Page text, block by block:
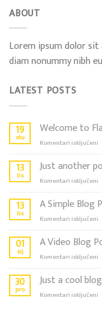
ABOUT
Lorem ipsum dolor
diam nonummy nibh
LATEST POSTS
19
stu
Welcome to
Komentari isključeni
13
lis
Just another
Komentari isključeni
13
lis
A Simple Blog
Komentari isključeni
01
sij
A Video Blog
Komentari isključeni
30
pro
Just a cool
Komentari isključeni